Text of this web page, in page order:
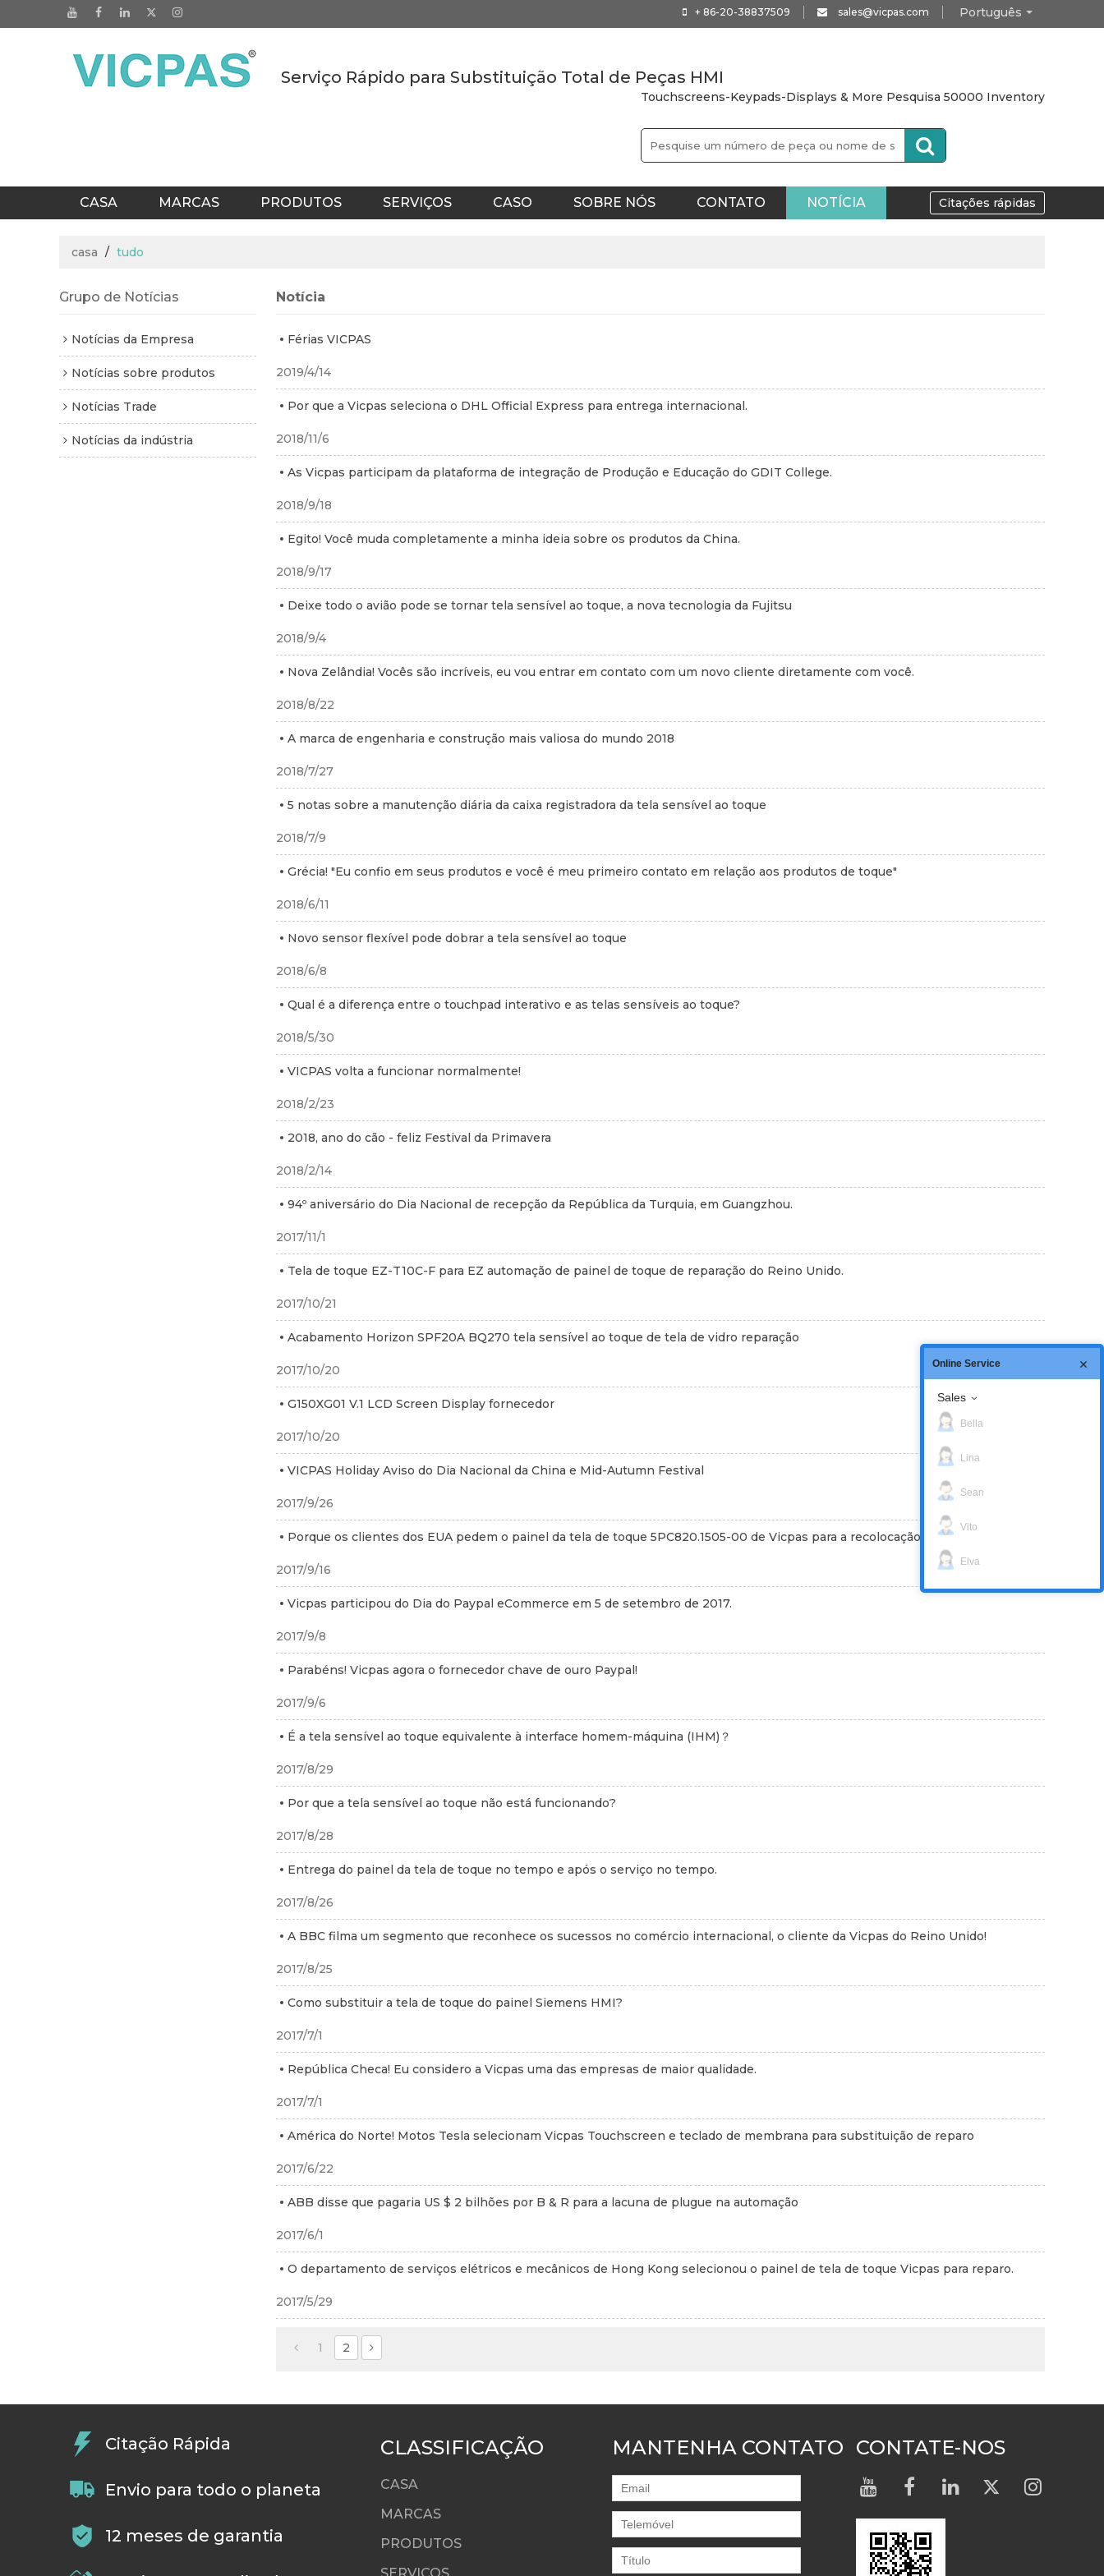
Português
+ 86-20-38837509 sales@vicpas.com
Serviço Rápido para Substituição Total de Peças HMI
Touchscreens-Keypads-Displays & More Pesquisa 50000 Inventory
CASA MARCAS PRODUTOS SERVIÇOS CASO SOBRE NÓS CONTATO NOTÍCIA Citações rápidas
casa / tudo
Grupo de Notícias
Notícias da Empresa
Notícias sobre produtos
Notícias Trade
Notícias da indústria
Notícia
Férias VICPAS
2019/4/14
Por que a Vicpas seleciona o DHL Official Express para entrega internacional.
2018/11/6
As Vicpas participam da plataforma de integração de Produção e Educação do GDIT College.
2018/9/18
Egito! Você muda completamente a minha ideia sobre os produtos da China.
2018/9/17
Deixe todo o avião pode se tornar tela sensível ao toque, a nova tecnologia da Fujitsu
2018/9/4
Nova Zelândia! Vocês são incríveis, eu vou entrar em contato com um novo cliente diretamente com você.
2018/8/22
A marca de engenharia e construção mais valiosa do mundo 2018
2018/7/27
5 notas sobre a manutenção diária da caixa registradora da tela sensível ao toque
2018/7/9
Grécia! "Eu confio em seus produtos e você é meu primeiro contato em relação aos produtos de toque"
2018/6/11
Novo sensor flexível pode dobrar a tela sensível ao toque
2018/6/8
Qual é a diferença entre o touchpad interativo e as telas sensíveis ao toque?
2018/5/30
VICPAS volta a funcionar normalmente!
2018/2/23
2018, ano do cão - feliz Festival da Primavera
2018/2/14
94º aniversário do Dia Nacional de recepção da República da Turquia, em Guangzhou.
2017/11/1
Tela de toque EZ-T10C-F para EZ automação de painel de toque de reparação do Reino Unido.
2017/10/21
Acabamento Horizon SPF20A BQ270 tela sensível ao toque de tela de vidro reparação
2017/10/20
G150XG01 V.1 LCD Screen Display fornecedor
2017/10/20
VICPAS Holiday Aviso do Dia Nacional da China e Mid-Autumn Festival
2017/9/26
Porque os clientes dos EUA pedem o painel da tela de toque 5PC820.1505-00 de Vicpas para a recolocação?
2017/9/16
Vicpas participou do Dia do Paypal eCommerce em 5 de setembro de 2017.
2017/9/8
Parabéns! Vicpas agora o fornecedor chave de ouro Paypal!
2017/9/6
É a tela sensível ao toque equivalente à interface homem-máquina (IHM)？
2017/8/29
Por que a tela sensível ao toque não está funcionando?
2017/8/28
Entrega do painel da tela de toque no tempo e após o serviço no tempo.
2017/8/26
A BBC filma um segmento que reconhece os sucessos no comércio internacional, o cliente da Vicpas do Reino Unido!
2017/8/25
Como substituir a tela de toque do painel Siemens HMI?
2017/7/1
República Checa! Eu considero a Vicpas uma das empresas de maior qualidade.
2017/7/1
América do Norte! Motos Tesla selecionam Vicpas Touchscreen e teclado de membrana para substituição de reparo
2017/6/22
ABB disse que pagaria US $ 2 bilhões por B & R para a lacuna de plugue na automação
2017/6/1
O departamento de serviços elétricos e mecânicos de Hong Kong selecionou o painel de tela de toque Vicpas para reparo.
2017/5/29
1 2
Citação Rápida
Envio para todo o planeta
12 meses de garantia
CLASSIFICAÇÃO
CASA
MARCAS
PRODUTOS
MANTENHA CONTATO CONTATE-NOS
Online Service
Sales
Bella
Lina
Sean
Vito
Elva